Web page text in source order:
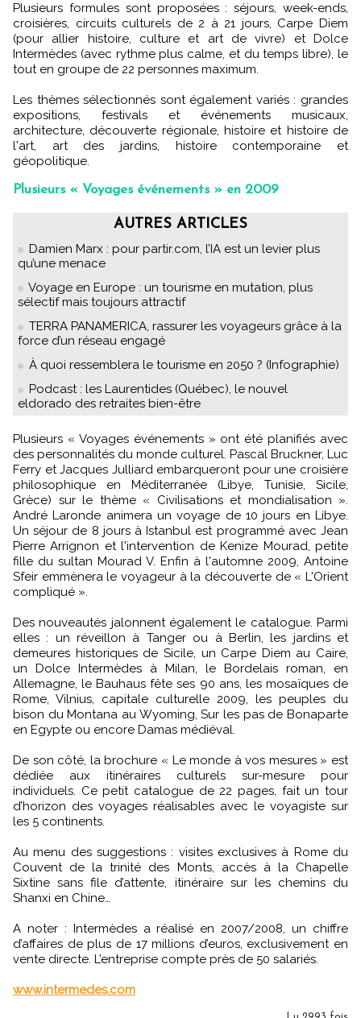
Plusieurs formules sont proposées : séjours, week-ends,
croisières, circuits culturels de 2 à 21 jours, Carpe Diem
(pour allier histoire, culture et art de vivre) et Dolce
Intermèdes (avec rythme plus calme, et du temps libre), le
tout en groupe de 22 personnes maximum.
Les thèmes sélectionnés sont également variés : grandes
expositions, festivals et événements musicaux,
architecture, découverte régionale, histoire et histoire de
l'art, art des jardins, histoire contemporaine et
géopolitique.
Plusieurs « Voyages événements » en 2009
AUTRES ARTICLES
Damien Marx : pour partir.com, l’IA est un levier plus
qu’une menace
Voyage en Europe : un tourisme en mutation, plus
sélectif mais toujours attractif
TERRA PANAMERICA, rassurer les voyageurs grâce à la
force d’un réseau engagé
À quoi ressemblera le tourisme en 2050 ? (Infographie)
Podcast : les Laurentides (Québec), le nouvel
eldorado des retraites bien-être
Plusieurs « Voyages événements » ont été planifiés avec
des personnalités du monde culturel. Pascal Bruckner, Luc
Ferry et Jacques Julliard embarqueront pour une croisière
philosophique en Méditerranée (Libye, Tunisie, Sicile,
Grèce) sur le thème « Civilisations et mondialisation ».
André Laronde animera un voyage de 10 jours en Libye.
Un séjour de 8 jours à Istanbul est programmé avec Jean
Pierre Arrignon et l'intervention de Kenize Mourad, petite
fille du sultan Mourad V. Enfin à l'automne 2009, Antoine
Sfeir emmènera le voyageur à la découverte de « L'Orient
compliqué ».
Des nouveautés jalonnent également le catalogue. Parmi
elles : un réveillon à Tanger ou à Berlin, les jardins et
demeures historiques de Sicile, un Carpe Diem au Caire,
un Dolce Intermèdes à Milan, le Bordelais roman, en
Allemagne, le Bauhaus fête ses 90 ans, les mosaïques de
Rome, Vilnius, capitale culturelle 2009, les peuples du
bison du Montana au Wyoming, Sur les pas de Bonaparte
en Egypte ou encore Damas médiéval.
De son côté, la brochure « Le monde à vos mesures » est
dédiée aux itinéraires culturels sur-mesure pour
individuels. Ce petit catalogue de 22 pages, fait un tour
d’horizon des voyages réalisables avec le voyagiste sur
les 5 continents.
Au menu des suggestions : visites exclusives à Rome du
Couvent de la trinité des Monts, accès à la Chapelle
Sixtine sans file d’attente, itinéraire sur les chemins du
Shanxi en Chine…
A noter : Intermèdes a réalisé en 2007/2008, un chiffre
d’affaires de plus de 17 millions d’euros, exclusivement en
vente directe. L’entreprise compte près de 50 salariés.
www.intermedes.com